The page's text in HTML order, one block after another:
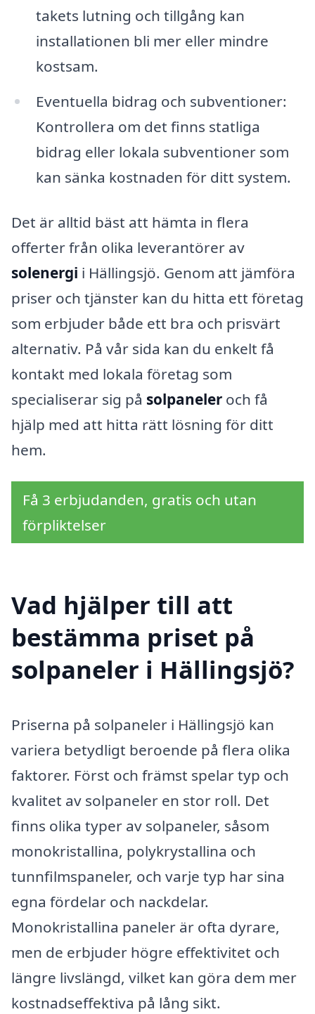
takets lutning och tillgång kan
installationen bli mer eller mindre
kostsam.
Eventuella bidrag och subventioner:
Kontrollera om det finns statliga
bidrag eller lokala subventioner som
kan sänka kostnaden för ditt system.
Det är alltid bäst att hämta in flera
offerter från olika leverantörer av
solenergi i Hällingsjö. Genom att jämföra
priser och tjänster kan du hitta ett företag
som erbjuder både ett bra och prisvärt
alternativ. På vår sida kan du enkelt få
kontakt med lokala företag som
specialiserar sig på solpaneler och få
hjälp med att hitta rätt lösning för ditt
hem.
Få 3 erbjudanden, gratis och utan
förpliktelser
Vad hjälper till att
bestämma priset på
solpaneler i Hällingsjö?
Priserna på solpaneler i Hällingsjö kan
variera betydligt beroende på flera olika
faktorer. Först och främst spelar typ och
kvalitet av solpaneler en stor roll. Det
finns olika typer av solpaneler, såsom
monokristallina, polykrystallina och
tunnfilmspaneler, och varje typ har sina
egna fördelar och nackdelar.
Monokristallina paneler är ofta dyrare,
men de erbjuder högre effektivitet och
längre livslängd, vilket kan göra dem mer
kostnadseffektiva på lång sikt.